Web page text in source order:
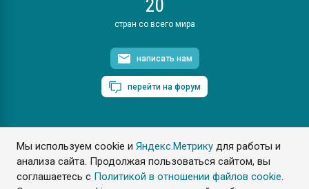
Мы используем cookie иЯндекс.Метрику для работы и
анализа сайта. Продолжая пользоваться сайтом, вы
соглашаетесь с Политикой в отношении файлов cookie.
20
стран со всего мира
написать нам
перейти на форум
ПластЭксперт © 2006. Все права защищены
Разрешается копирование материалов сайта с обязательной
ссылкой на www.e-plastic.ru